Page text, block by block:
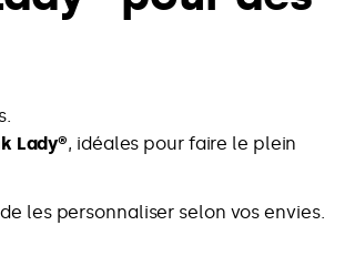
Lady®, idéales pour faire le plein
les personnaliser selon vos envies.